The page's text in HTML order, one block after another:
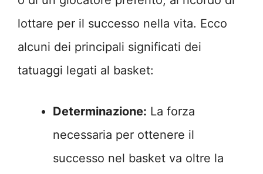
lottare per il successo nella vita. Ecco
alcuni dei principali significati dei
tatuaggi legati al basket:
Determinazione: La forza
necessaria per ottenere il
successo nel basket va oltre la